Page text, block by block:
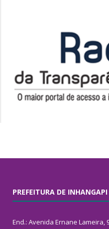
PREFEITURA DE INHANGAPI
End.: Avenida Ernane Lameira,